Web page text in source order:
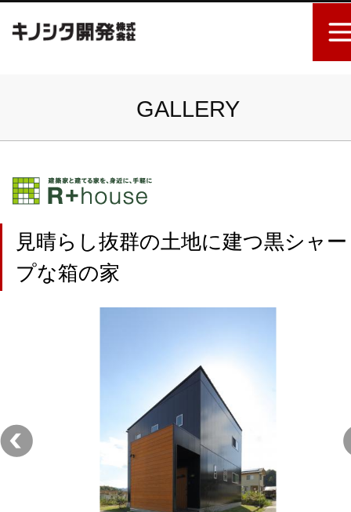
GALLERY
見晴らし抜群の土地に建つ黒シャー
プな箱の家